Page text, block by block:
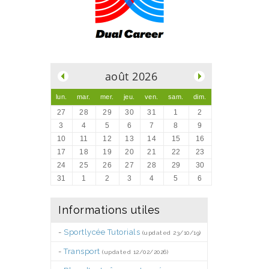
août 2026
lun. mar. mer. jeu. ven. sam. dim.
27 28 29 30 31 1
2
3
4 5 6 7 8
9
10
11 12 13 14 15
16
17
18 19 20 21 22
23
24
25 26 27 28 29
30
31
1 2 3 4 5 6
Informations utiles
- Sportlycée Tutorials (updated 23/10/19)
-Transport (updated 12/02/2026)